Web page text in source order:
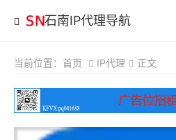
石南IP代理导航
当前位置： 首页 IP代理 正文